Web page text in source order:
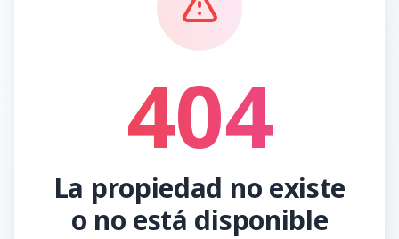
404
La propiedad no existe
o no está disponible